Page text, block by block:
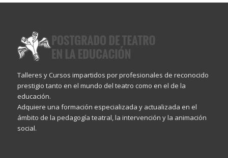
Talleres y Cursos impartidos por profesionales de reconocido
prestigio tanto en el mundo del teatro como en el de la
educación.
Adquiere una formación especializada y actualizada en el
ámbito de la pedagogía teatral, la intervención y la animación
social.